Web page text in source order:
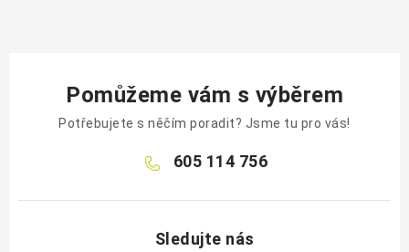
Pomůžeme vám s výběrem
Potřebujete s něčím poradit? Jsme tu pro vás!
605 114 756